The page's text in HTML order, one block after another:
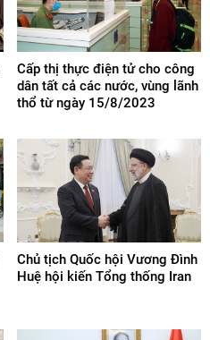
Cấp thị thực điện tử cho công
dân tất cả các nước, vùng lãnh
thổ từ ngày 15/8/2023
Chủ tịch Quốc hội Vương Đình
Huệ hội kiến Tổng thống Iran